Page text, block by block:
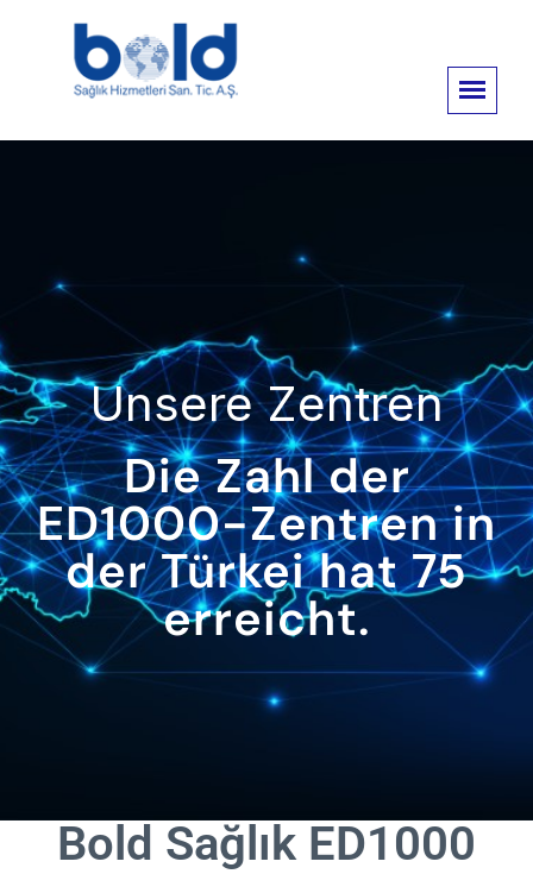
Unsere Zentren
Die Zahl der
ED1000-Zentren in
der Türkei hat 75
erreicht.
Bold Sağlık ED1000